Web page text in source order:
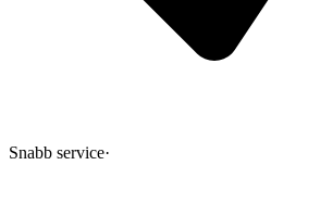
Snabb service·